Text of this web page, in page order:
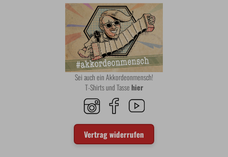
Sei auch ein Akkordeonmensch!
T-Shirts und Tassehier
Vertrag widerrufen